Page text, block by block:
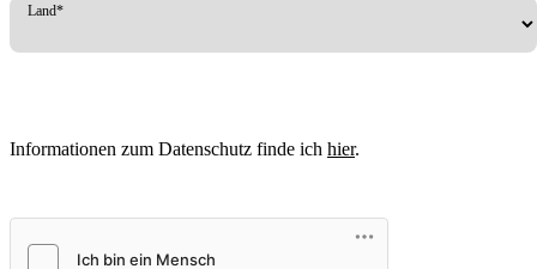
Land*
Informationen zum Datenschutz finde ich hier.